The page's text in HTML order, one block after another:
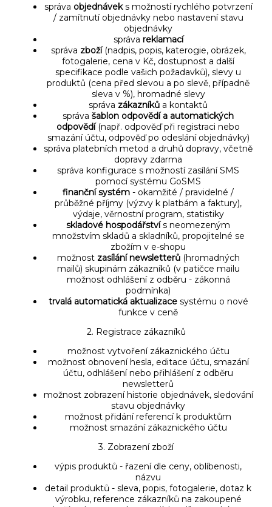
správa objednáveks možností rychlého potvrzení
/ zamítnutí objednávky nebo nastavení stavu
objednávky
správa reklamací
správa zboží(nadpis, popis, katerogie, obrázek,
fotogalerie, cena v Kč, dostupnost a další
specifikace podle vašich požadavků), slevy u
produktů (cena před slevou a po slevě, případně
sleva v %), hromadné slevy
správa zákazníků a kontaktů
správa šablon odpovědí a automatických
odpovědí(např. odpověď při registraci nebo
smazání účtu, odpověď po odeslání objednávky)
správa platebních metod a druhů dopravy, včetně
dopravy zdarma
správa konfigurace s možností zasílání SMS
pomocí systému GoSMS
finanční systém - okamžité / pravidelné /
průběžné příjmy (výzvy k platbám a faktury),
výdaje, věrnostní program, statistiky
skladové hospodářstvís neomezeným
množstvím skladů a skladníků, propojitelné se
zbožím v e-shopu
možnost zasílání newsletterů(hromadných
mailů) skupinám zákazníků (v patičce mailu
možnost odhlášení z odběru - zákonná
podmínka)
trvalá automatická aktualizacesystému o nové
funkce v ceně
2. Registrace zákazníků
možnost vytvoření zákaznického účtu
možnost obnovení hesla, editace účtu, smazání
účtu, odhlášení nebo přihlášení z odběru
newsletterů
možnost zobrazení historie objednávek, sledování
stavu objednávky
možnost přidání referencí k produktům
možnost smazání zákaznického účtu
3. Zobrazení zboží
výpis produktů - řazení dle ceny, oblíbenosti,
názvu
detail produktů - sleva, popis, fotogalerie, dotaz k
výrobku, reference zákazníků na zakoupené